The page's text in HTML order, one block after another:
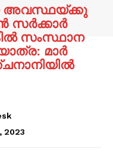
അവസ്ഥയ്ക്കു
സർക്കാർ
സംസ്ഥാന
മാർ
2023